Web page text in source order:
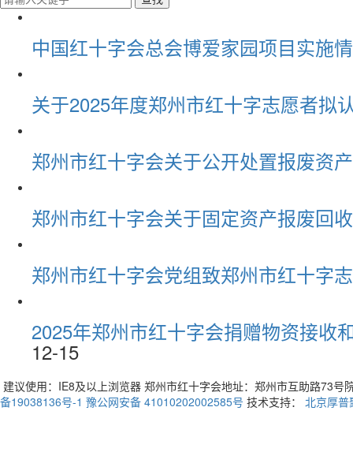
中国红十字会总会博爱家园项目实施
关于2025年度郑州市红十字志愿者拟
郑州市红十字会关于公开处置报废资
郑州市红十字会关于固定资产报废回
郑州市红十字会党组致郑州市红十字
2025年郑州市红十字会捐赠物资接收
12-15
建议使用：IE8及以上浏览器 郑州市红十字会地址：郑州市互助路73号
备19038136号-1 豫公网安备 41010202002585号 技术支持： 北京厚普